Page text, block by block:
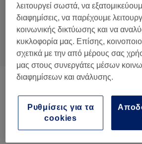
Όλα Νύχια
Πεντικιούρ Και Θεραπείες Ποδιών (5)
λειτουργεί σωστά, να
διαφημίσεις, να παρέχουμε
κοινωνικής δικτύωσης και να
κυκλοφορία μας. Επίσης,
σχετικά με την από μέρους σας
μας στους συνεργάτες μέσων
διαφημίσεων και ανάλυσης.
Ρυθμίσεις για τα
cookies